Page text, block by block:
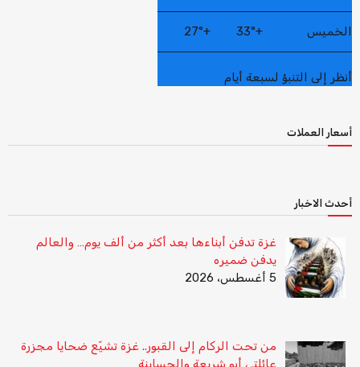
الخميس +
33°
+
27°
أنظر إلى التنبؤ لسبعة أيام
أسعار العملات
أحدث الاخبار
غزة تدفن أبناءها بعد أكثر من ألف يوم… والعالم
يدفن ضميره
5 أغسطس، 2026
من تحت الركام إلى القبور.. غزة تشيّع ضحايا مجزرة
عائلتي أبو شريعة والحساينة